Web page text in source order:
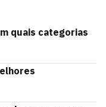
quais categorias